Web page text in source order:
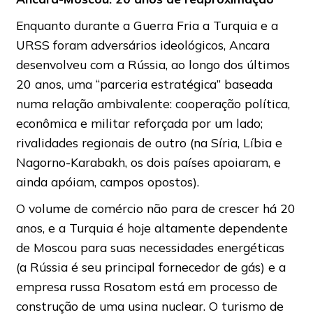
Enquanto durante a Guerra Fria a Turquia e a
URSS foram adversários ideológicos, Ancara
desenvolveu com a Rússia, ao longo dos últimos
20 anos, uma “parceria estratégica” baseada
numa relação ambivalente: cooperação política,
econômica e militar reforçada por um lado;
rivalidades regionais de outro (na Síria, Líbia e
Nagorno-Karabakh, os dois países apoiaram, e
ainda apóiam, campos opostos).
O volume de comércio não para de crescer há 20
anos, e a Turquia é hoje altamente dependente
de Moscou para suas necessidades energéticas
(a Rússia é seu principal fornecedor de gás) e a
empresa russa Rosatom está em processo de
construção de uma usina nuclear. O turismo de